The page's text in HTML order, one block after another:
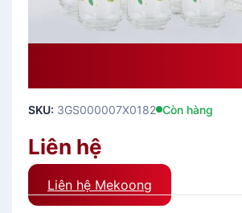
SKU: 3GS000007X0182 Còn hàng
Liên hệ
Liên hệ Mekoong